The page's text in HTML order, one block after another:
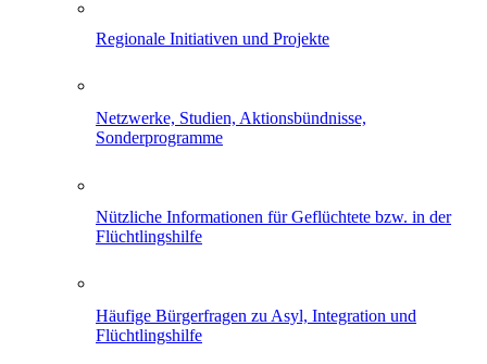
Regionale Initiativen und Projekte
Netzwerke, Studien, Aktionsbündnisse,
Sonderprogramme
Nützliche Informationen für Geflüchtete bzw. in der
Flüchtlingshilfe
Häufige Bürgerfragen zu Asyl, Integration und
Flüchtlingshilfe